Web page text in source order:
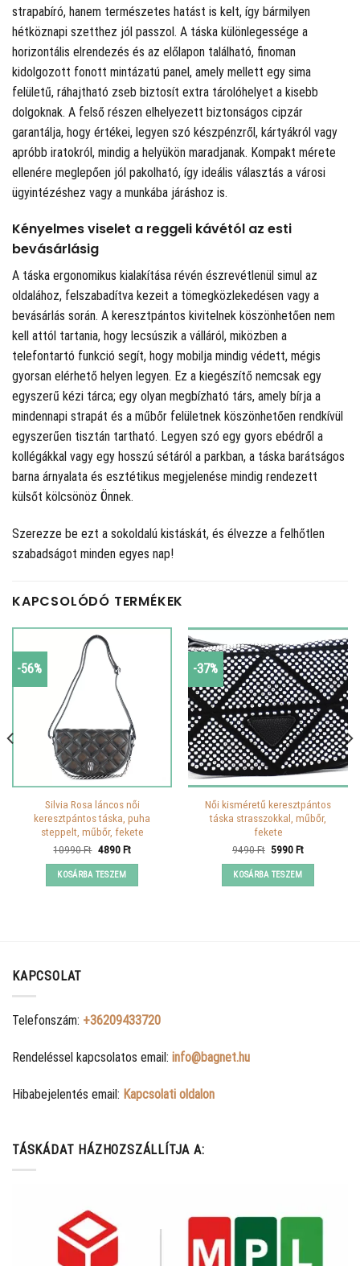
strapabíró, hanem természetes hatást is kelt, így bármilyen
hétköznapi szetthez jól passzol. A táska különlegessége a
horizontális elrendezés és az előlapon található, finoman
kidolgozott fonott mintázatú panel, amely mellett egy sima
felületű, ráhajtható zseb biztosít extra tárolóhelyet a kisebb
dolgoknak. A felső részen elhelyezett biztonságos cipzár
garantálja, hogy értékei, legyen szó készpénzről, kártyákról vagy
apróbb iratokról, mindig a helyükön maradjanak. Kompakt mérete
ellenére meglepően jól pakolható, így ideális választás a városi
ügyintézéshez vagy a munkába járáshoz is.
Kényelmes viselet a reggeli kávétól az esti
bevásárlásig
A táska ergonomikus kialakítása révén észrevétlenül simul az
oldalához, felszabadítva kezeit a tömegközlekedésen vagy a
bevásárlás során. A keresztpántos kivitelnek köszönhetően nem
kell attól tartania, hogy lecsúszik a válláról, miközben a
telefontartó funkció segít, hogy mobilja mindig védett, mégis
gyorsan elérhető helyen legyen. Ez a kiegészítő nemcsak egy
egyszerű kézi tárca; egy olyan megbízható társ, amely bírja a
mindennapi strapát és a műbőr felületnek köszönhetően rendkívül
egyszerűen tisztán tartható. Legyen szó egy gyors ebédről a
kollégákkal vagy egy hosszú sétáról a parkban, a táska barátságos
barna árnyalata és esztétikus megjelenése mindig rendezett
külsőt kölcsönöz Önnek.
Szerezze be ezt a sokoldalú kistáskát, és élvezze a felhőtlen
szabadságot minden egyes nap!
KAPCSOLÓDÓ TERMÉKEK
-56%
Silvia Rosa láncos női
keresztpántos táska, puha
steppelt, műbőr, fekete
10990Ft Original
was:
10990 Ft.
4890FtCurrent
KOSÁRBA TESZEM
-37%
Női kisméretű keresztpántos
táska strasszokkal, műbőr,
fekete
9490Ft Original
was:
9490 Ft.
5990FtCurrent
KOSÁRBA TESZEM
KAPCSOLAT
Telefonszám: +36209433720
Rendeléssel kapcsolatos email: info@bagnet.hu
Hibabejelentés email: Kapcsolati oldalon
TÁSKÁDAT HÁZHOZSZÁLLÍTJA A: